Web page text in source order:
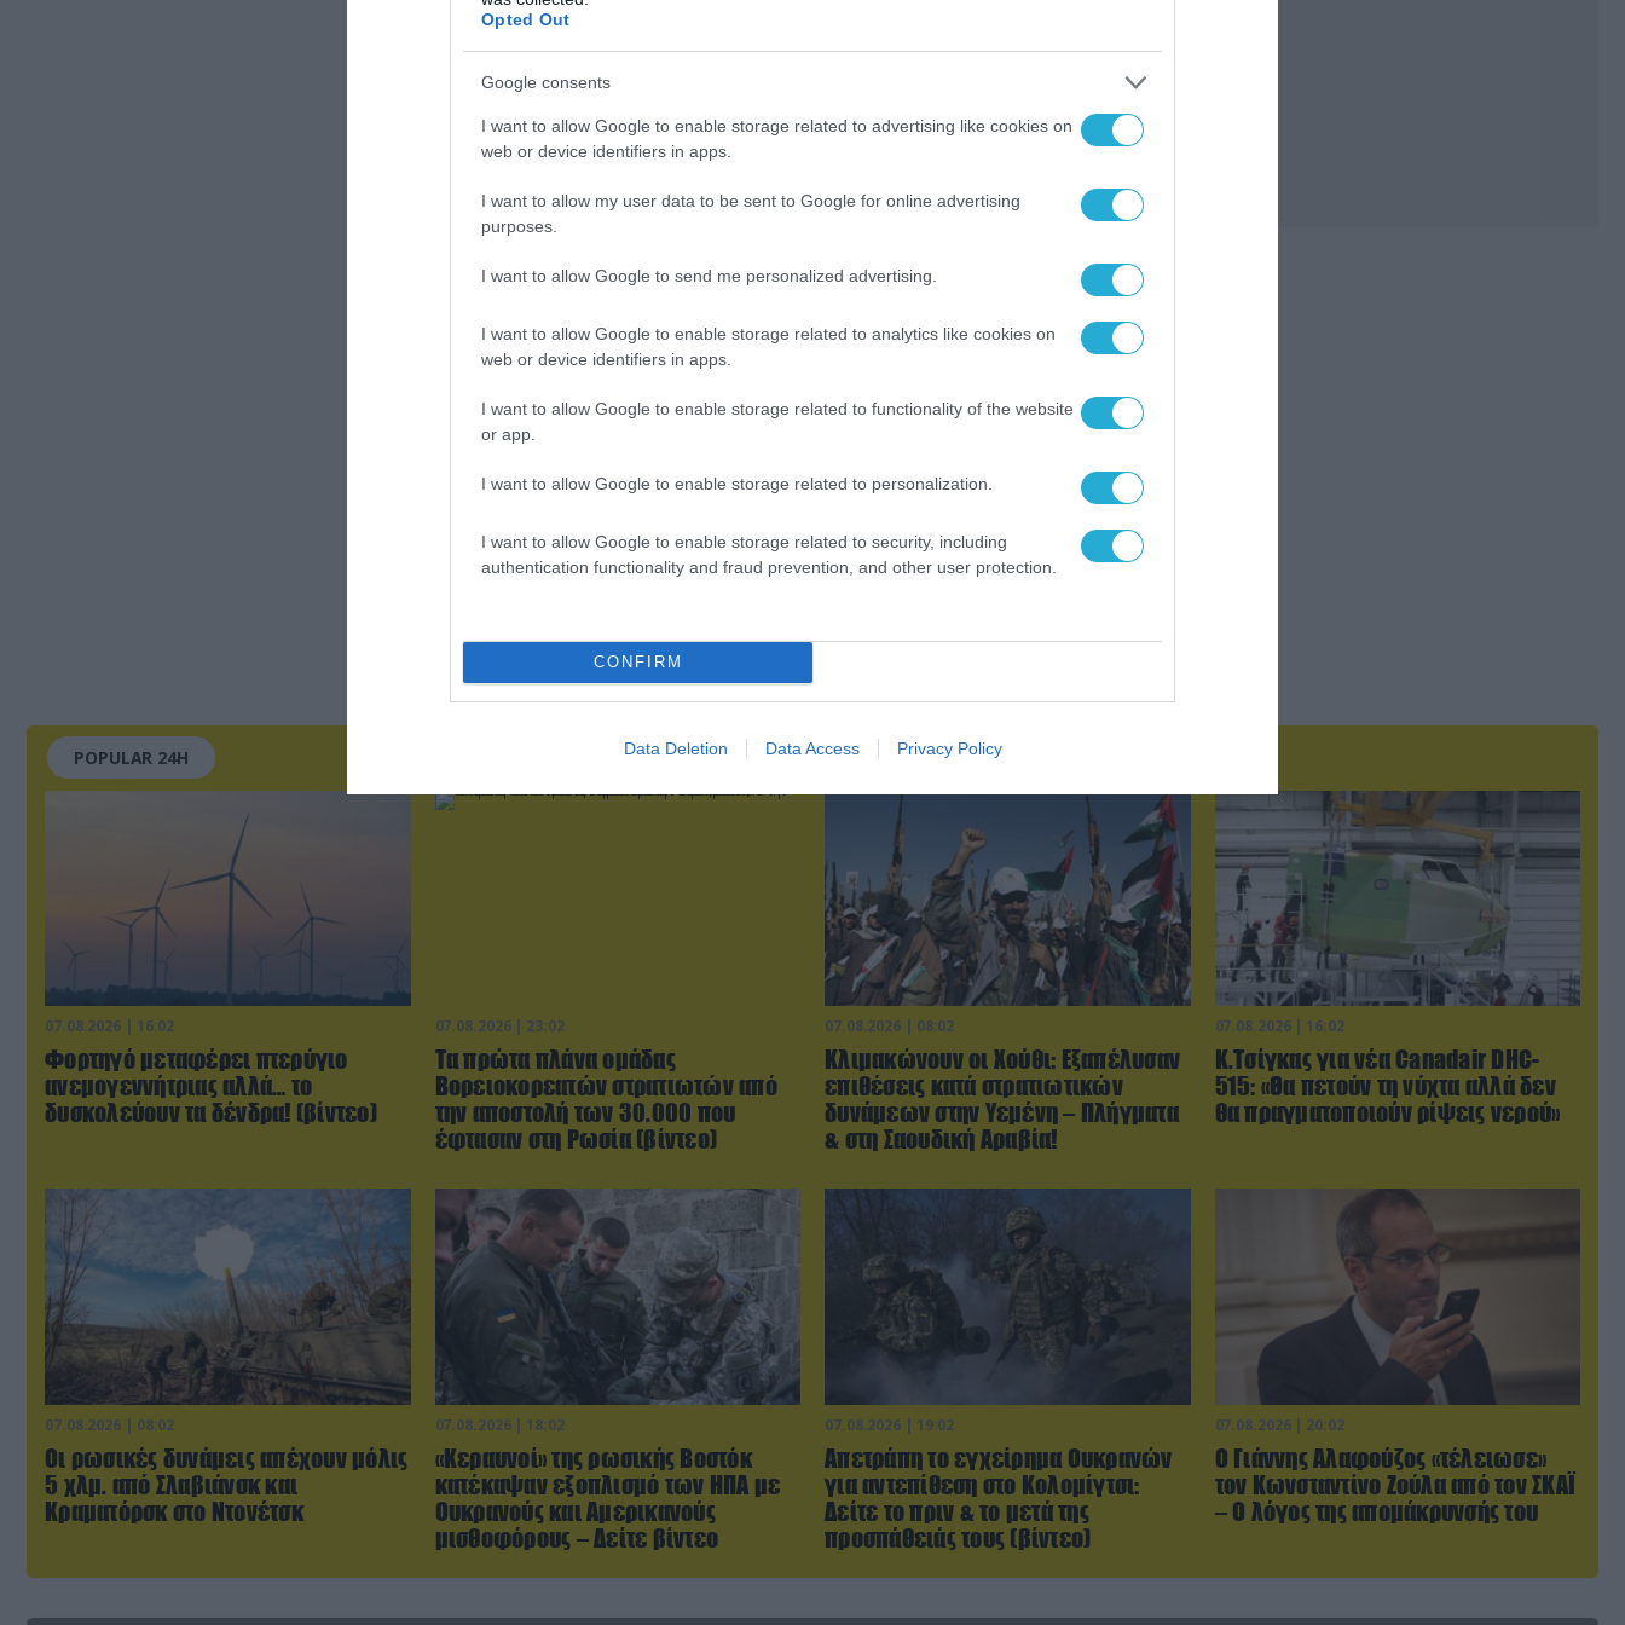
Opted Out
Google consents
I want to allow Google to enable storage related to advertising like cookies on
web or device identifiers in apps.
I want to allow my user data to be sent to Google for online advertising
purposes.
I want to allow Google to send me personalized advertising.
I want to allow Google to enable storage related to analytics like cookies on
web or device identifiers in apps.
I want to allow Google to enable storage related to functionality of the website
or app.
I want to allow Google to enable storage related to personalization.
I want to allow Google to enable storage related to security, including
authentication functionality and fraud prevention, and other user protection.
CONFIRM
Data Deletion Data Access Privacy Policy
POPULAR 24H
07.08.2026 | 16:02
Φορτηγό μεταφέρει πτερύγιο
ανεμογεννήτριας αλλά… το
δυσκολεύουν τα δένδρα! (βίντεο)
07.08.2026 | 23:02
Τα πρώτα πλάνα ομάδας
Βορειοκορεατών στρατιωτών από
την αποστολή των 30.000 που
έφτασαν στη Ρωσία (βίντεο)
07.08.2026 | 08:02
Κλιμακώνουν οι Χούθι: Eξαπέλυσαν
επιθέσεις κατά στρατιωτικών
δυνάμεων στην Υεμένη – Πλήγματα
& στη Σαουδική Αραβία!
07.08.2026 | 16:02
Κ.Τσίγκας για νέα Canadair DHC-
515: «Θα πετούν τη νύχτα αλλά δεν
θα πραγματοποιούν ρίψεις νερού»
07.08.2026 | 08:02
Οι ρωσικές δυνάμεις απέχουν μόλις
5 χλμ. από Σλαβιάνσκ και
Κραματόρσκ στο Ντονέτσκ
07.08.2026 | 18:02
«Κεραυνοί» της ρωσικής Βοστόκ
κατέκαψαν εξοπλισμό των ΗΠΑ με
Ουκρανούς και Αμερικανούς
μισθοφόρους – Δείτε βίντεο
07.08.2026 | 19:02
Απετράπη το εγχείρημα Ουκρανών
για αντεπίθεση στο Κολομίγτσι:
Δείτε το πριν & το μετά της
προσπάθειάς τους (βίντεο)
07.08.2026 | 20:02
Ο Γιάννης Αλαφούζος «τέλειωσε»
τον Κωνσταντίνο Ζούλα από τον ΣΚΑΪ
– Ο λόγος της απομάκρυνσής του